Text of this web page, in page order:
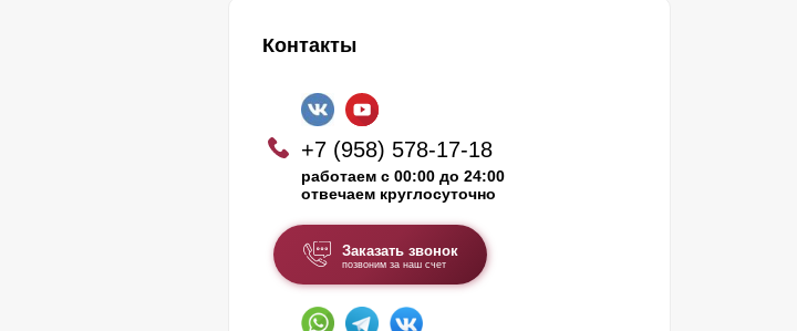
Контакты
+7 (958) 578-17-18
работаем с 00:00 до 24:00
отвечаем круглосуточно
Заказать звонок
позвоним за наш счет